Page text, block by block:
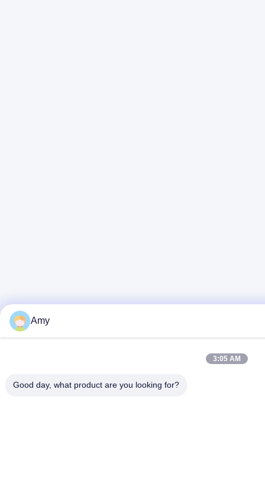
Amy
3:05 AM
Good day, what product are you looking for?